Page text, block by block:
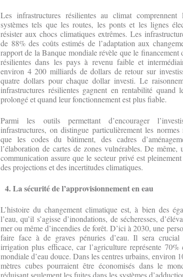
Les infrastructures résilientes au climat
systèmes tels que les routes, les ponts et les lignes
résister aux chocs climatiques extrêmes. Les
de 88% des coûts estimés de l’adaptation aux
rapport de la Banque mondiale révèle que le financement
résilientes dans les pays à revenu faible et
environ 4 200 milliards de dollars de retour sur
quatre dollars pour chaque dollar investi. Le
infrastructures résilientes gagnent en rentabilité quand
prolongé et quand leur fonctionnement est plus fiable.
Parmi les outils permettant d’encourager
infrastructures, on distingue particulièrement les normes
que les codes du bâtiment, des cadres
l’élaboration de cartes de zones vulnérables. De même,
communication assure que le secteur privé est
des projections et des incertitudes climatiques.
4. La sécurité de l’approvisionnement en eau
L’histoire du changement climatique est, à bien des
l’eau, qu’il s’agisse d’inondations, de sécheresses,
mer ou même d’incendies de forêt. D’ici à 2030, une
faire face à de graves pénuries d’eau. Il sera crucial
irrigation plus efficace, car l’agriculture représente 70%
mondiale d’eau douce. Dans les centres urbains, environ
mètres cubes pourraient être économisés dans le
réduisant seulement les fuites dans les systèmes